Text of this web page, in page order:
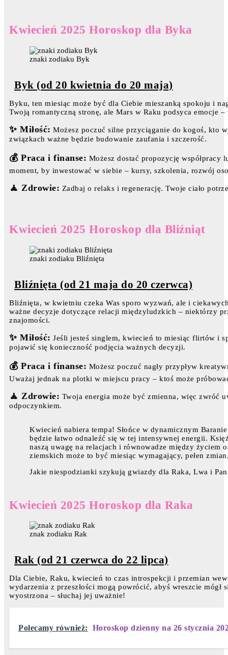
Kwiecień 2025 Horoskop dla Byka
znaki zodiaku Byk
Byk (od 20 kwietnia do 20 maja)
Byku, ten miesiąc może być dla Ciebie mieszanką spokoju i
Twoją romantyczną stronę, ale Mars w Raku podsyca emocje
✨ Miłość: Możesz poczuć silne przyciąganie do kogoś, kto
związkach ważne będzie budowanie zaufania i szczerość.
💰 Praca i finanse: Możesz dostać propozycję
moment, by inwestować w siebie – kursy, szkolenia, rozwój
🧘 Zdrowie: Zadbaj o relaks i regenerację. Twoje ciało
Kwiecień 2025 Horoskop dla Bliźniąt
znaki zodiaku Bliźnięta
Bliźnięta (od 21 maja do 20 czerwca)
Bliźnięta, w kwietniu czeka Was sporo wyzwań, ale i
ważne decyzje dotyczące relacji międzyludzkich – niektórzy
znajomości.
✨ Miłość: Jeśli jesteś singlem, kwiecień to miesiąc flirtów i
pojawić się konieczność podjęcia ważnych decyzji.
💰 Praca i finanse: Możesz poczuć nagły przypływ
Uważaj jednak na plotki w miejscu pracy – ktoś może
🧘 Zdrowie: Twoja energia może być zmienna, więc zwróć
odpoczynkiem.
Kwiecień nabiera tempa! Słońce w dynamicznym
będzie łatwo odnaleźć się w tej intensywnej energii.
naszą uwagę na relacjach i równowadze między życiem
ziemskich może to być miesiąc wymagający, pełen
Jakie niespodzianki szykują gwiazdy dla Raka, Lwa i
Kwiecień 2025 Horoskop dla Raka
znak zodiaku Rak
Rak (od 21 czerwca do 22 lipca)
Dla Ciebie, Raku, kwiecień to czas introspekcji i przemian
wydarzenia z przeszłości mogą powrócić, abyś wreszcie
wyostrzona – słuchaj jej uważnie!
Polecamy również: Horoskop dzienny na 26 stycznia